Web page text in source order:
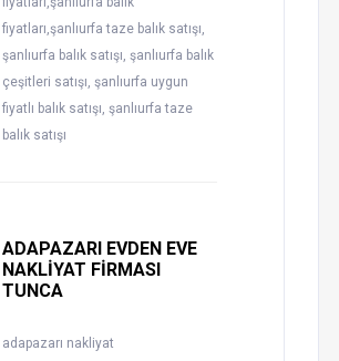
fiyatları,şanlıurfa taze balık satışı,
şanlıurfa balık satışı, şanlıurfa balık
çeşitleri satışı, şanlıurfa uygun
fiyatlı balık satışı, şanlıurfa taze
balık satışı
ADAPAZARI EVDEN EVE
NAKLİYAT FİRMASI
TUNCA
adapazarı nakliyat